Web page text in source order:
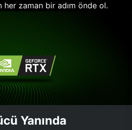
her zaman bir adım önde ol.
Yanında